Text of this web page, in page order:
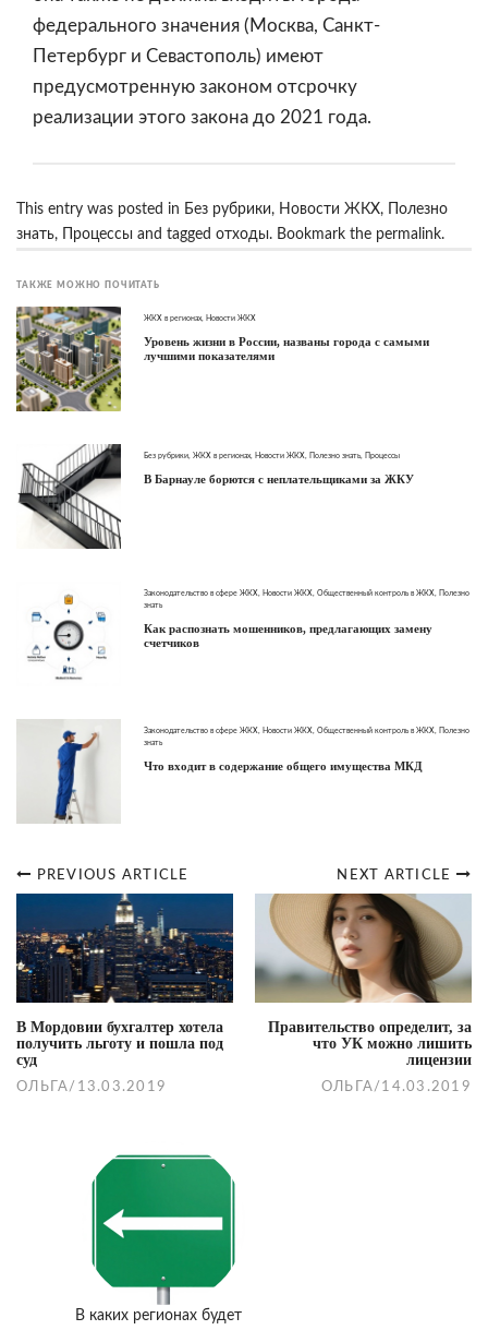
федерального значения (Москва, Санкт-
Петербург и Севастополь) имеют
предусмотренную законом отсрочку
реализации этого закона до 2021 года.
This entry was posted in Без рубрики, Новости ЖКХ,
Полезно
знать, Процессы and tagged отходы. Bookmark the permalink.
ТАКЖЕ МОЖНО ПОЧИТАТЬ
ЖКХ в регионах Новости ЖКХ
Уровень жизни в России, названы города с самыми
лучшими показателями
Без рубрики ЖКХ в регионах Новости ЖКХ Полезно знать, Процессы
В Барнауле борются с неплательщиками за ЖКУ
Законодательство в сфере ЖКХ Новости ЖКХ Общественный контроль в ЖКХ
Полезно
знать
Как распознать мошенников, предлагающих замену
счетчиков
Законодательство в сфере ЖКХ Новости ЖКХ Общественный контроль в ЖКХ
Полезно
знать
Что входит в содержание общего имущества МКД
Post
navigation
NEXT ARTICLE
Правительство определит, за
что УК можно лишить
лицензии
ОЛЬГА / 14.03.2019
PREVIOUS ARTICLE
В Мордовии бухгалтер хотела
получить льготу и пошла под
суд
ОЛЬГА / 13.03.2019
В каких регионах будет